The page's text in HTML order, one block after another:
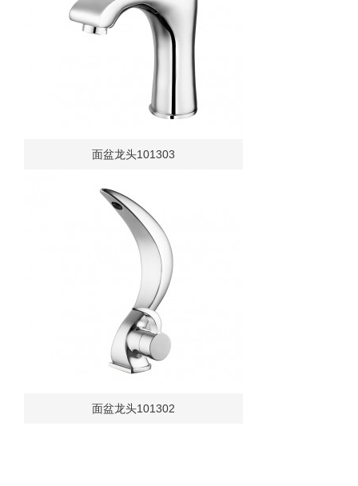
面盆龙头101303
面盆龙头101302